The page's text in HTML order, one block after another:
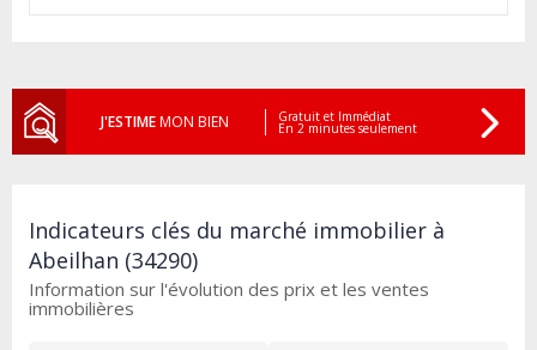
J'ESTIMEMON BIEN Gratuit et Immédiat
En 2 minutes seulement
Indicateurs clés du marché immobilier à
Abeilhan (34290)
Information sur l'évolution des prix et les ventes
immobilières